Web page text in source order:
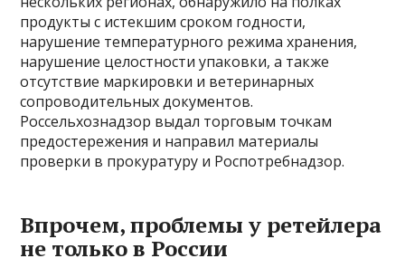
продукты с истекшим сроком годности,
нарушение температурного режима хранения,
нарушение целостности упаковки, а также
отсутствие маркировки и ветеринарных
сопроводительных документов.
Россельхознадзор выдал торговым точкам
предостережения и направил материалы
проверки в прокуратуру и Роспотребнадзор.
Впрочем, проблемы у ретейлера
не только в России